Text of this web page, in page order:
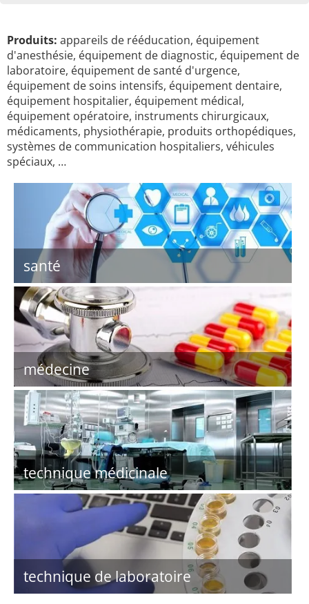
Produits: appareils de rééducation, équipement
d'anesthésie, équipement de diagnostic, équipement de
laboratoire, équipement de santé d'urgence,
équipement de soins intensifs, équipement dentaire,
équipement hospitalier, équipement médical,
équipement opératoire, instruments chirurgicaux,
médicaments, physiothérapie, produits orthopédiques,
systèmes de communication hospitaliers, véhicules
spéciaux, …
santé
médecine
technique médicinale
technique de laboratoire